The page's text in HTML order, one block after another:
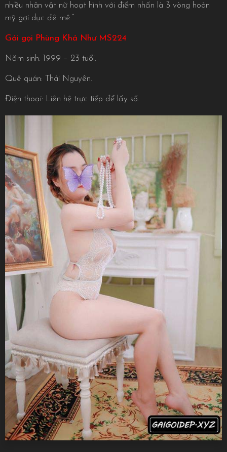
nhiều nhân vật nữ hoạt hình với điểm nhấn là 3 vòng hoàn
mỹ gợi dục đê mê.”
Gái gọi Phùng Khả Như MS224
Năm sinh: 1999 – 23 tuổi.
Quê quán: Thái Nguyên.
Điện thoại: Liên hệ trực tiếp để lấy số.